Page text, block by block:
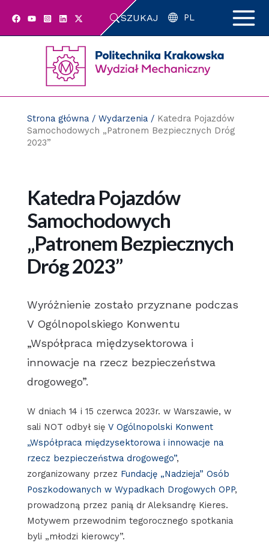
SZUKAJ PL
Strona główna/ Wydarzenia/ Katedra Pojazdów
Samochodowych „Patronem Bezpiecznych Dróg
2023”
Katedra Pojazdów
Samochodowych
„Patronem Bezpiecznych
Dróg 2023”
Wyróżnienie zostało przyznane podczas
V Ogólnopolskiego Konwentu
„Współpraca międzysektorowa i
innowacje na rzecz bezpieczeństwa
drogowego”.
W dniach 14 i 15 czerwca 2023r. w Warszawie, w
sali NOT odbył się V Ogólnopolski Konwent
„Współpraca międzysektorowa i innowacje na
rzecz bezpieczeństwa drogowego”,
zorganizowany przez Fundację „Nadzieja” Osób
Poszkodowanych w Wypadkach Drogowych OPP,
prowadzoną przez panią dr Aleksandrę Kieres.
Motywem przewodnim tegorocznego spotkania
byli „młodzi kierowcy”.